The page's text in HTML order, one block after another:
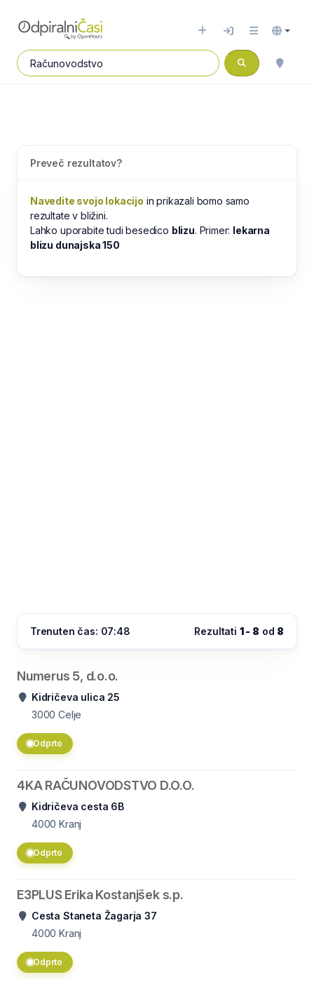
Preveč rezultatov?
Navedite svojo lokacijo in prikazali bomo samo
rezultate v bližini.
Lahko uporabite tudi besedico blizu. Primer: lekarna
blizu dunajska 150
Trenuten čas: 07:48 Rezultati 1 - 8 od 8
Numerus 5, d.o.o.
Kidričeva ulica 25
3000 Celje
Odprto
4KA RAČUNOVODSTVO D.O.O.
Kidričeva cesta 6B
4000 Kranj
Odprto
E3PLUS Erika Kostanjšek s.p.
Cesta Staneta Žagarja 37
4000 Kranj
Odprto